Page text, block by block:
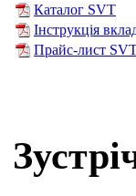
Каталог SVT
Інструкція
Прайс-лист